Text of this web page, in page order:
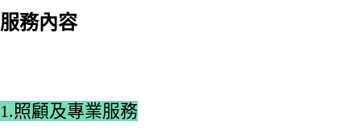
服務內容
1.照顧及專業服務